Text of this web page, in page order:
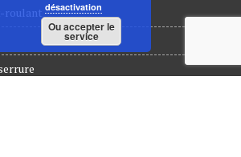
roulant désactivation
Ou accepter le
service